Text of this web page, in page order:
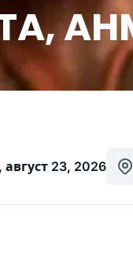
август 23, 2026